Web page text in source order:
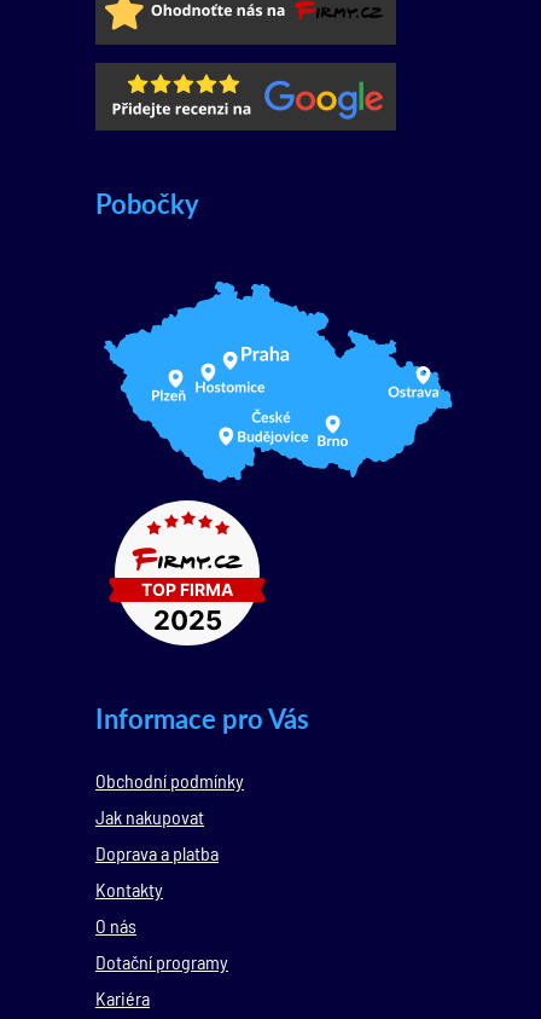
Pobočky
Informace pro Vás
Obchodní podmínky
Jak nakupovat
Doprava a platba
Kontakty
O nás
Dotační programy
Kariéra